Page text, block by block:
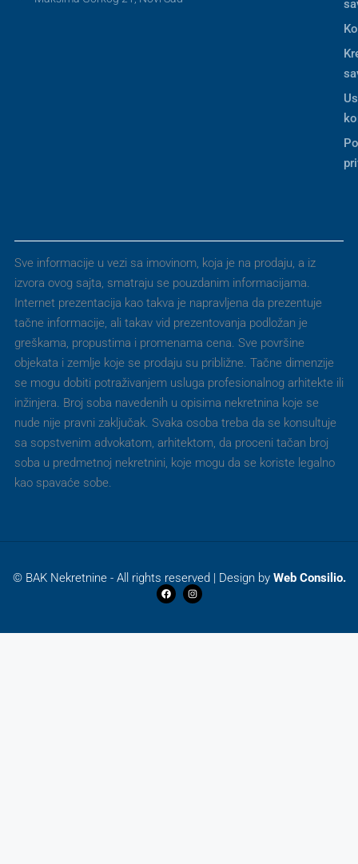
Sve informacije u vezi sa imovinom, koja je na prodaju, a iz
izvora ovog sajta, smatraju se pouzdanim informacijama.
Internet prezentacija kao takva je napravljena da prezentuje
tačne informacije, ali takav vid prezentovanja podložan je
greškama, propustima i promenama cena. Sve površine
objekata i zemlje koje se prodaju su približne. Tačne dimenzije
se mogu dobiti potraživanjem usluga profesionalnog arhitekte ili
inžinjera. Broj soba navedenih u opisima nekretnina koje se
nude nije pravni zaključak. Svaka osoba treba da se konsultuje
sa sopstvenim advokatom, arhitektom, da proceni tačan broj
soba u predmetnoj nekretnini, koje mogu da se koriste legalno
kao spavaće sobe.
© BAK Nekretnine - All rights reserved | Design by Web Consilio.